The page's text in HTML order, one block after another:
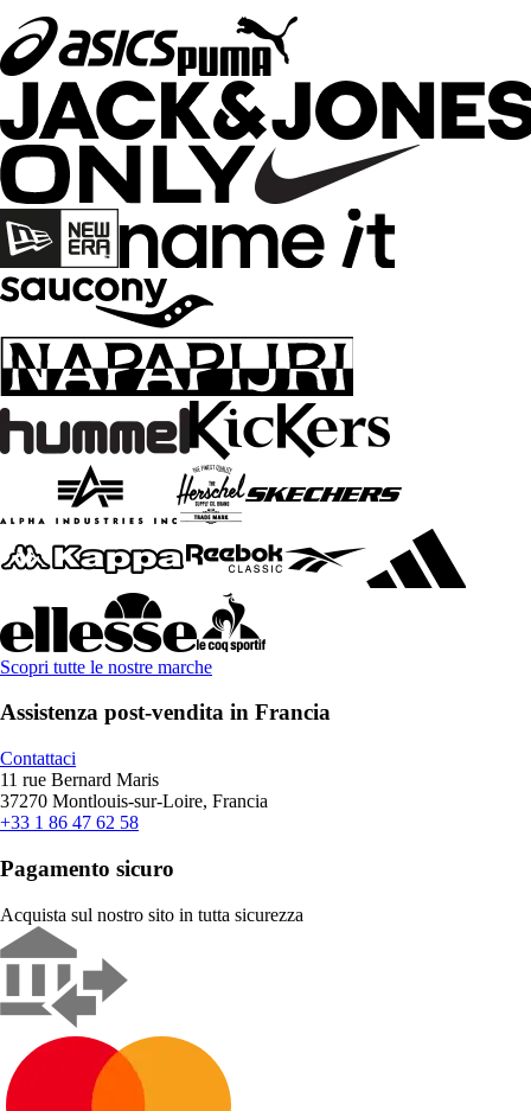
Scopri tutte le nostre marche
Assistenza post-vendita in Francia
Contattaci
11 rue Bernard Maris
37270 Montlouis-sur-Loire, Francia
+33 1 86 47 62 58
Pagamento sicuro
Acquista sul nostro sito in tutta sicurezza